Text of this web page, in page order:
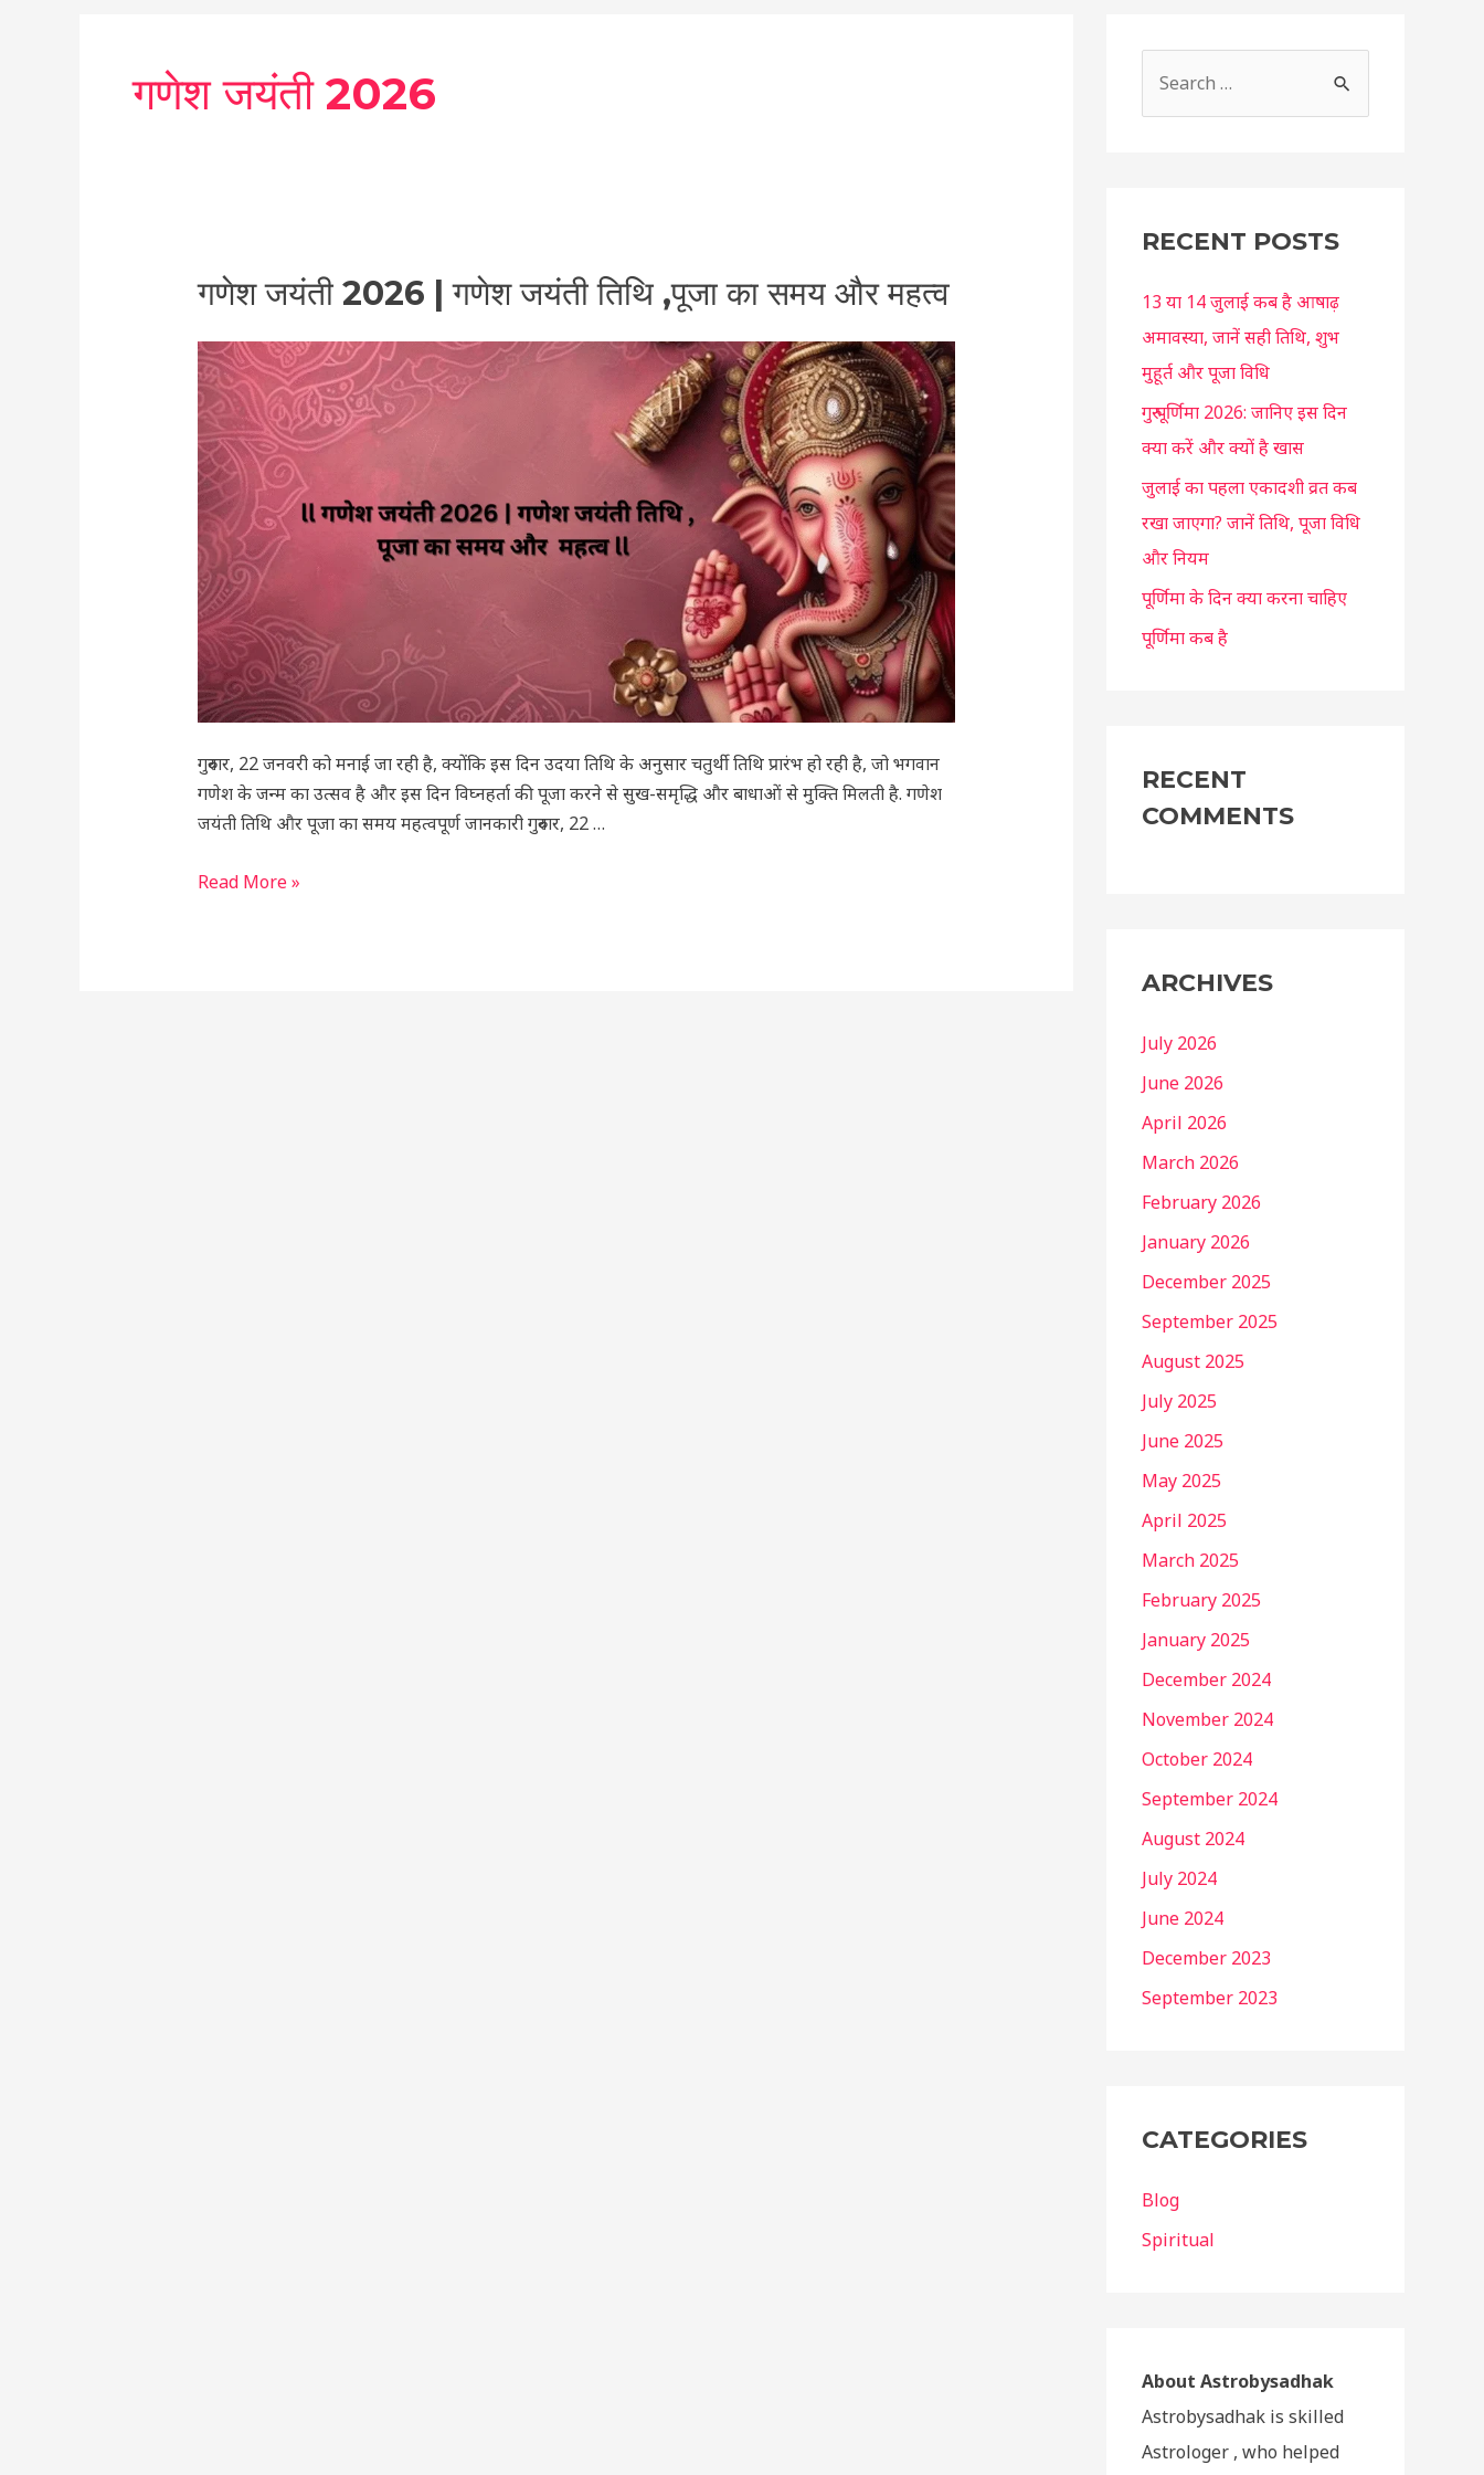
गणेश जयंती 2026
गणेश जयंती 2026 | गणेश जयंती तिथि ,पूजा का समय और महत्व
गुरुवार, 22 जनवरी को मनाई जा रही है, क्योंकि इस दिन उदया तिथि के अनुसार चतुर्थी तिथि प्रारंभ हो रही है, जो भगवान
गणेश के जन्म का उत्सव है और इस दिन विघ्नहर्ता की पूजा करने से सुख-समृद्धि और बाधाओं से मुक्ति मिलती है. गणेश
जयंती तिथि और पूजा का समय महत्वपूर्ण जानकारी गुरुवार, 22 …
गणेश
2026
|
गणेश
जयंती
तिथि
,पूजा
का
समय
और
महत्व
Read More »
e
c
f
o
r
:
RECENT POSTS
13 या 14 जुलाई कब है आषाढ़
अमावस्या, जानें सही तिथि, शुभ
मुहूर्त और पूजा विधि
गुरु पूर्णिमा 2026: जानिए इस दिन
क्या करें और क्यों है खास
जुलाई का पहला एकादशी व्रत कब
रखा जाएगा? जानें तिथि, पूजा विधि
और नियम
पूर्णिमा के दिन क्या करना चाहिए
पूर्णिमा कब है
RECENT
COMMENTS
ARCHIVES
July 2026
June 2026
April 2026
March 2026
February 2026
January 2026
December 2025
September 2025
August 2025
July 2025
June 2025
May 2025
April 2025
March 2025
February 2025
January 2025
December 2024
November 2024
October 2024
September 2024
August 2024
July 2024
June 2024
December 2023
September 2023
CATEGORIES
Blog
Spiritual
About Astrobysadhak
Astrobysadhak is skilled
Astrologer , who helped